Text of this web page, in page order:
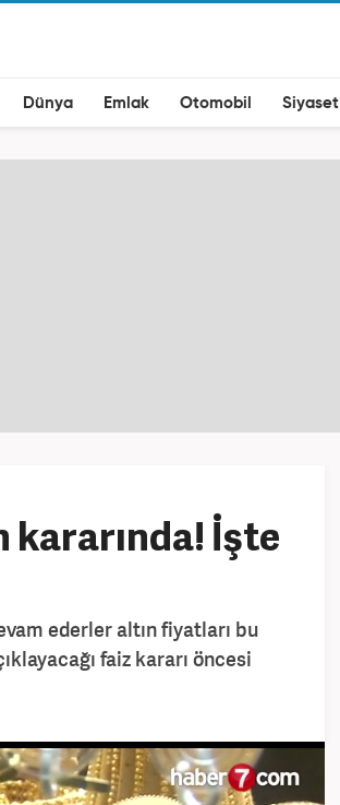
Dünya Emlak Otomobil Siyaset
kararında! İşte
ederler altın fiyatları bu
faiz kararı öncesi